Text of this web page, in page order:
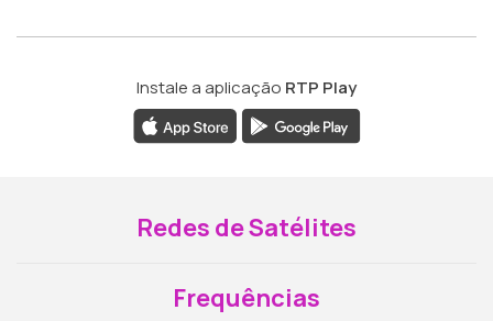
Instale a aplicação RTP Play
Redes de Satélites
Frequências